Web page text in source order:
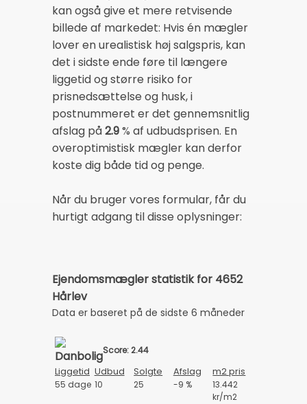
kan også give et mere retvisende
billede af markedet: Hvis én mægler
lover en urealistisk høj salgspris, kan
det i sidste ende føre til længere
liggetid og større risiko for
prisnedsættelse og husk, i
postnummeret er det gennemsnitlig
afslag på2.9% af udbudsprisen. En
overoptimistisk mægler kan derfor
koste dig både tid og penge.
Når du bruger vores formular, får du
hurtigt adgang til disse oplysninger:
Ejendomsmægler statistik for 4652
Hårlev
Data er baseret på de sidste 6 måneder
Score: 2.44
Liggetid Udbud Solgte Afslag m2 pris
55 dage 10 25 -9 %
13.442
kr/m2